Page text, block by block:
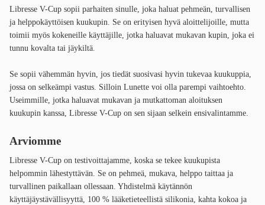
Libresse V-Cup sopii parhaiten sinulle, joka haluat pehmeän, turvallisen
ja helppokäyttöisen kuukupin. Se on erityisen hyvä aloittelijoille, mutta
toimii myös kokeneille käyttäjille, jotka haluavat mukavan kupin, joka ei
tunnu kovalta tai jäykiltä.
Se sopii vähemmän hyvin, jos tiedät suosivasi hyvin tukevaa kuukuppia,
jossa on selkeämpi vastus. Silloin Lunette voi olla parempi vaihtoehto.
Useimmille, jotka haluavat mukavan ja mutkattoman aloituksen
kuukupin kanssa, Libresse V-Cup on sen sijaan selkein ensivalintamme.
Arviomme
Libresse V-Cup on testivoittajamme, koska se tekee kuukupista
helpommin lähestyttävän. Se on pehmeä, mukava, helppo taittaa ja
turvallinen paikallaan ollessaan. Yhdistelmä käytännön
käyttäjäystävällisyyttä, 100 % lääketieteellistä silikonia, kahta kokoa ja